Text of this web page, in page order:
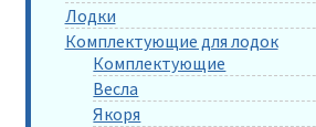
Лодки
Комплектующие для лодок
Комплектующие
Весла
Якоря